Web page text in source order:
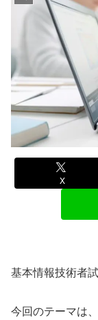
X
基本情報技術者
今回のテーマは